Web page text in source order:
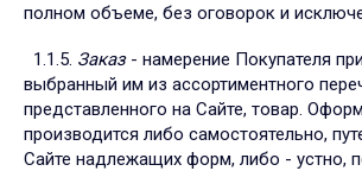
полном объеме, без оговорок и
1.1.5. Заказ - намерение Покупателя
выбранный им из ассортиментного
представленного на Сайте, товар.
производится либо самостоятельно,
Сайте надлежащих форм, либо - устно,